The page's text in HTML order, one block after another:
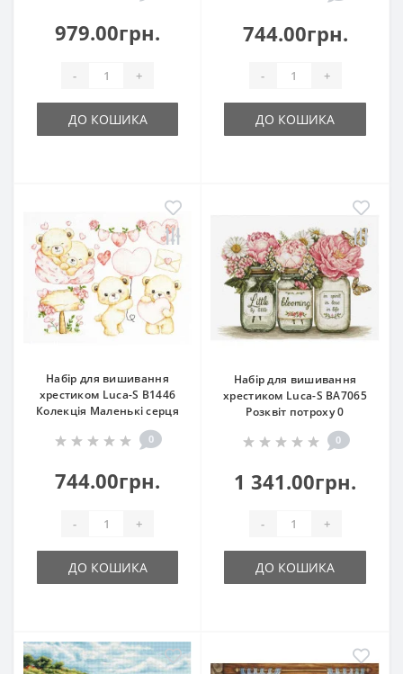
979.00грн.
- +
ДО КОШИКА
744.00грн.
- +
ДО КОШИКА
Набір для вишивання
хрестиком Luca-S B1446
Колекція Маленькі серця
0
744.00грн.
- +
ДО КОШИКА
Набір для вишивання
хрестиком Luca-S ВА7065
Розквіт потроху 0
0
1 341.00грн.
- +
ДО КОШИКА